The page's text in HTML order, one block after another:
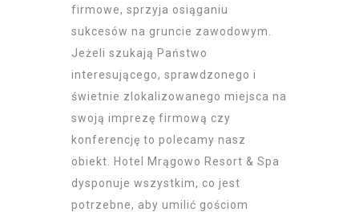
firmowe, sprzyja osiąganiu
sukcesów na gruncie zawodowym.
Jeżeli szukają Państwo
interesującego, sprawdzonego i
świetnie zlokalizowanego miejsca na
swoją imprezę firmową czy
konferencję to polecamy nasz
obiekt. Hotel Mrągowo Resort & Spa
dysponuje wszystkim, co jest
potrzebne, aby umilić gościom